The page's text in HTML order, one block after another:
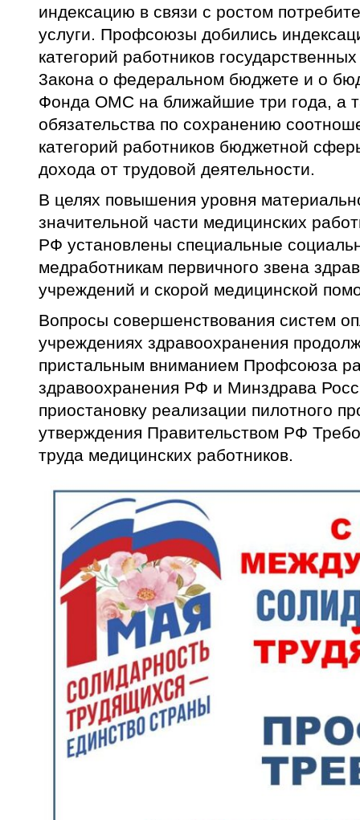
индексацию в связи с ростом
услуги. Профсоюзы добились
категорий работников
3акона о федеральном бюджете и о
Фонда ОМС на ближайшие три года, а
обязательства по сохранению
категорий работников бюджетной
дохода от трудовой деятельности.
В целях повышения уровня
значительной части медицинских
РФ установлены специальные
медработникам первичного звена
учреждений и скорой медицинской
Вопросы совершенствования систем
учреждениях здравоохранения
пристальным вниманием Профсоюза
здравоохранения РФ и Минздрава
приостановку реализации пилотного
утверждения Правительством РФ
труда медицинских работников.